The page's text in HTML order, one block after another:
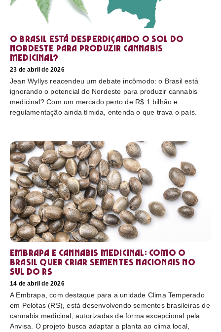
O Brasil está desperdiçando o sol do
nordeste para produzir cannabis
medicinal?
23 de abril de 2026
Jean Wyllys reacendeu um debate incômodo: o Brasil está
ignorando o potencial do Nordeste para produzir cannabis
medicinal? Com um mercado perto de R$ 1 bilhão e
regulamentação ainda tímida, entenda o que trava o país.
Embrapa e cannabis medicinal: como o
Brasil quer criar sementes nacionais no
sul do RS
14 de abril de 2026
A Embrapa, com destaque para a unidade Clima Temperado
em Pelotas (RS), está desenvolvendo sementes brasileiras de
cannabis medicinal, autorizadas de forma excepcional pela
Anvisa. O projeto busca adaptar a planta ao clima local,